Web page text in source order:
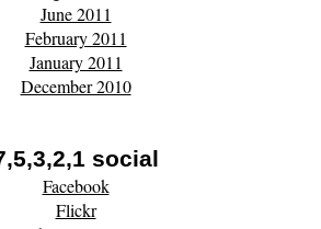
June 2011
February 2011
January 2011
December 2010
social
Facebook
Flickr